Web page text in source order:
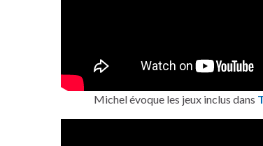
Michel évoque les jeux inclus dans